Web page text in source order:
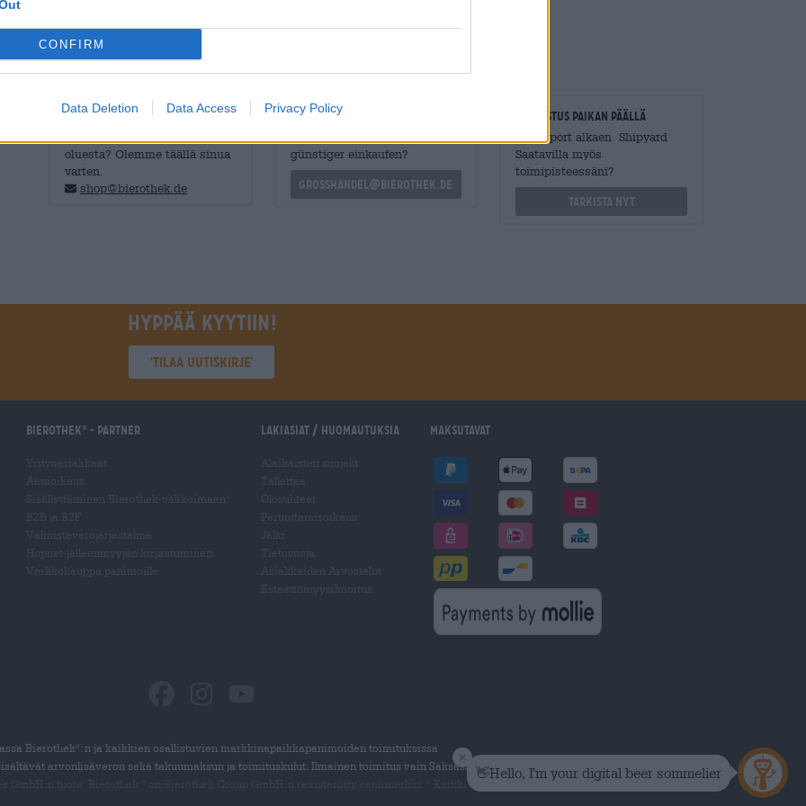
CONFIRM
Data Deletion Data Access Privacy Policy
ILMAINEN OLUTNEUVONTA
oluesta? Olemme täällä sinua
varten.
shop@bierothek.de
kauppiaat tai ravintoloitsijat
günstiger einkaufen?
grosshandel@bierothek.de
Tarkastus paikan päällä
On Export alkaen Shipyard
Saatavilla myös
toimipisteessäni?
Tarkista nyt
Hyppää kyytiin!
'Tilaa uutiskirje'
Bierothek - Partner Lakiasiat / Huomautuksia Maksutavat
Bierothek :n ja kaikkien osallistuvien markkinapaikkapanimoiden toimituksissa
arvonlisäveron sekä takuumaksun ja toimituskulut. Ilmainen toimitus vain Saksassa.
Kaikki oikeudet pidätetään.